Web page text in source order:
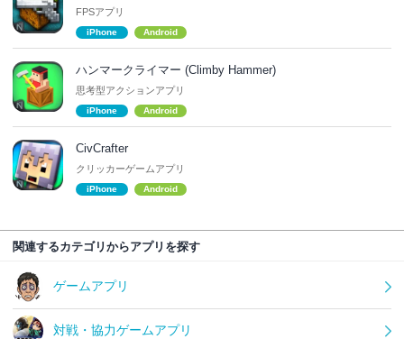
FPSアプリ
iPhone Android
ハンマークライマー (Climby Hammer)
思考型アクションアプリ
iPhone Android
CivCrafter
クリッカーゲームアプリ
iPhone Android
関連するカテゴリからアプリを探す
ゲームアプリ
対戦・協力ゲームアプリ